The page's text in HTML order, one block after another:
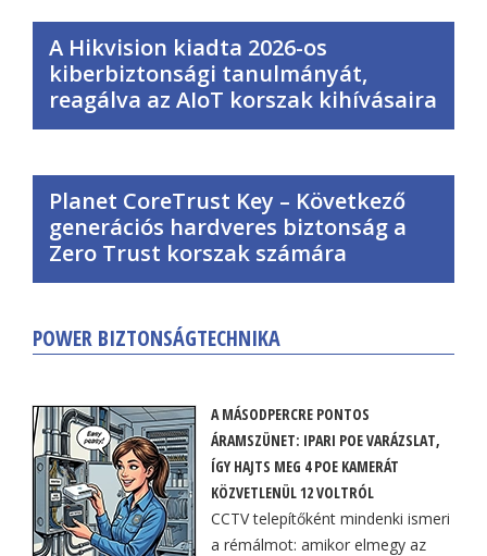
A Hikvision kiadta 2026-os
kiberbiztonsági tanulmányát,
reagálva az AIoT korszak kihívásaira
Planet CoreTrust Key – Következő
generációs hardveres biztonság a
Zero Trust korszak számára
POWER BIZTONSÁGTECHNIKA
A MÁSODPERCRE PONTOS
ÁRAMSZÜNET: IPARI POE VARÁZSLAT,
ÍGY HAJTS MEG 4 POE KAMERÁT
KÖZVETLENÜL 12 VOLTRÓL
CCTV telepítőként mindenki ismeri
a rémálmot: amikor elmegy az